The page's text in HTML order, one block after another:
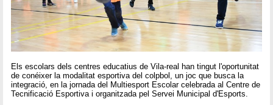
Els escolars dels centres educatius de Vila-real han tingut l'oportunitat
de conéixer la modalitat esportiva del colpbol, un joc que busca la
integració, en la jornada del Multiesport Escolar celebrada al Centre de
Tecnificació Esportiva i organitzada pel Servei Municipal d'Esports.